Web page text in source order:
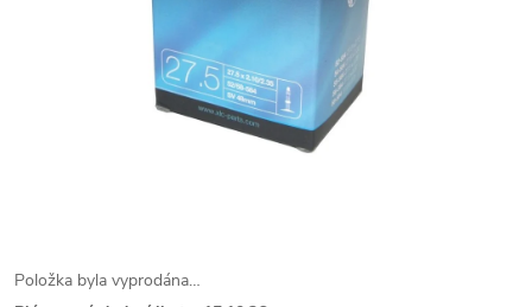
Položka byla vyprodána…